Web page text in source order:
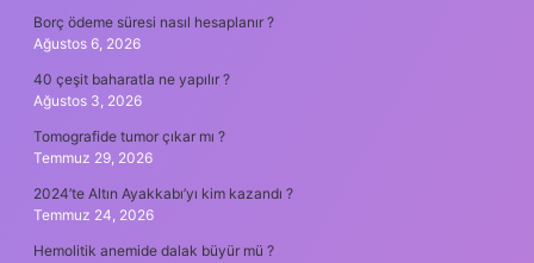
Borç ödeme süresi nasıl hesaplanır ?
Ağustos 6, 2026
40 çeşit baharatla ne yapılır ?
Ağustos 3, 2026
Tomografide tumor çıkar mı ?
Temmuz 29, 2026
2024’te Altın Ayakkabı’yı kim kazandı ?
Temmuz 24, 2026
Hemolitik anemide dalak büyür mü ?